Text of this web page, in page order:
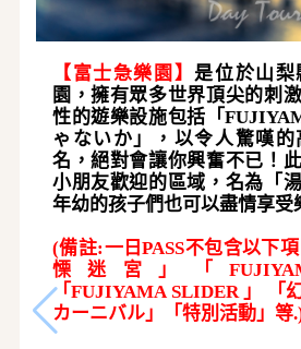
【 富士急樂園 】 是位於山
園，擁有眾多世界頂尖的刺
性的遊樂設施包括「
ゃないか」， 以令人驚嘆的
名，絕對會讓你興奮不已！
小朋友歡迎的區域，名為「
年幼的孩子們也可以盡情享受
(備註:一日PASS不包含以下
慄迷宮」「
「FUJIYAMA SLIDER 」 「
カーニバル」「特別活動」等.